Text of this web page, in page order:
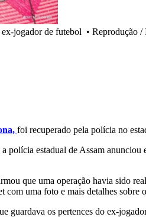
jogador de futebol • Reprodução /
foi recuperado pela polícia no
polícia estadual de Assam anunciou
que uma operação havia sido
uma foto e mais detalhes sobre
guardava os pertences do ex-